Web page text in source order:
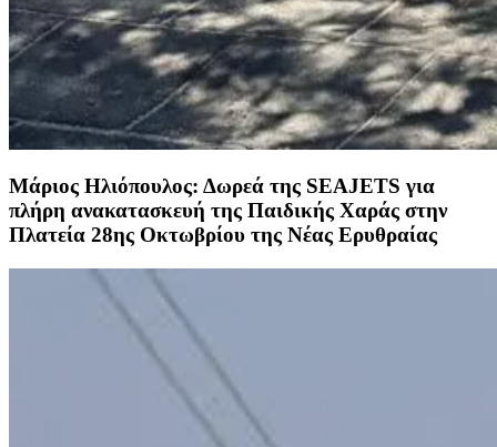
Μάριος Ηλιόπουλος: Δωρεά της SEAJETS για
πλήρη ανακατασκευή της Παιδικής Χαράς στην
Πλατεία 28ης Οκτωβρίου της Νέας Ερυθραίας